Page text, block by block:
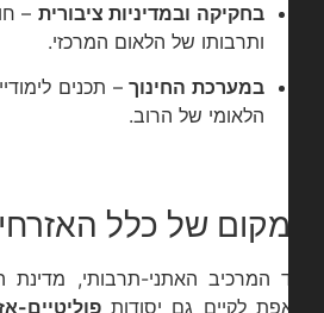
בחקיקה ובמדיניות ציבורית–
ותרבותו של הלאום המרכזי.
במערכת החינוך– תכנים לימודיים
הלאומי של הרוב.
של כלל האזרחים
המרכיב האתני-תרבותי, מדינת
לקיים גם יסודותפוליטיים-